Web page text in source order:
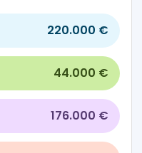
220.000 €
44.000 €
176.000 €